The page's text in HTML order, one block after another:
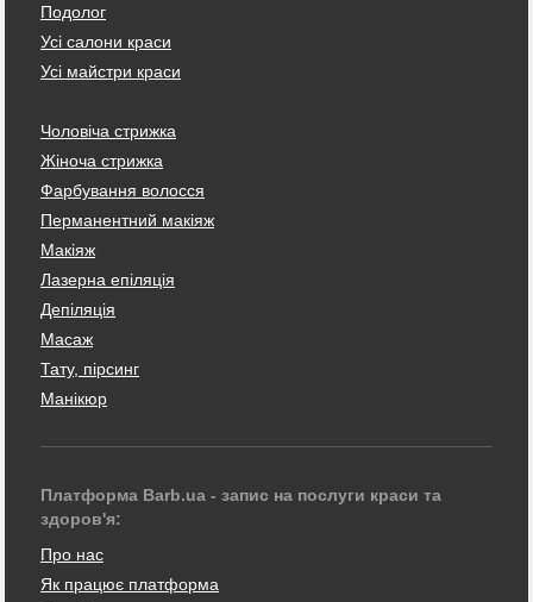
Подолог
Усі салони краси
Усі майстри краси
Чоловіча стрижка
Жіноча стрижка
Фарбування волосся
Перманентний макіяж
Макіяж
Лазерна епіляція
Депіляція
Масаж
Тату, пірсинг
Манікюр
Платформа Barb.ua - запис на послуги краси та
здоров'я:
Про нас
Як працює платформа